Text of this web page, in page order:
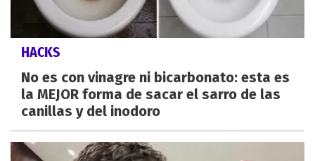
HACKS
No es con vinagre ni bicarbonato: esta es
la MEJOR forma de sacar el sarro de las
canillas y del inodoro